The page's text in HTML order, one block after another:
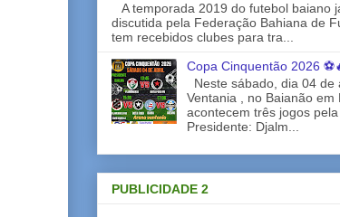
A temporada 2019 do futebol baiano
discutida pela Federação Bahiana de
tem recebidos clubes para tra...
Copa Cinquentão 2026
Neste sábado, dia 04 de
Ventania , no Baianão em
acontecem três jogos
Presidente: Djalm...
PUBLICIDADE 2